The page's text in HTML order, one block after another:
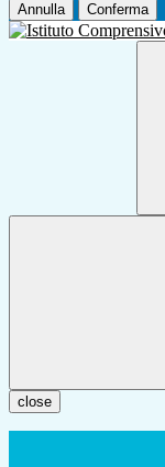
Annulla Conferma
close